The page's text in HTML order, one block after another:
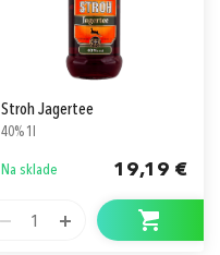
Stroh Jagertee
40% 1l
Na sklade 19,19 €
1